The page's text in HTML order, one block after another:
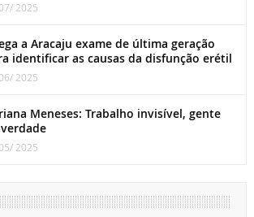
2025
a Aracaju exame de última geração
identificar as causas da disfunção erétil
2025
Meneses: Trabalho invisível, gente
2025